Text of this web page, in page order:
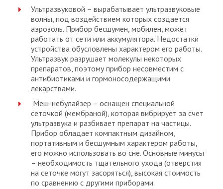
Ультразвуковой – вырабатывает ультразвуковые
волны, под воздействием которых создается
аэрозоль. Прибор бесшумен, мобилен, может
работать от сети или аккумулятора. Недостатки
устройства обусловлены характером его работы.
Ультразвук разрушает молекулы некоторых
препаратов, поэтому прибор несовместим с
антибиотиками и гормоносодержащими
лекарствами.
Меш-небулайзер – оснащен специальной
сеточкой (мембраной), которая вибрирует за счет
ультразвука и разбивает препарат на частицы.
Прибор обладает компактным дизайном,
портативным и бесшумным характером работы,
его можно использовать во сне. Основные минусы
– необходимость тщательного ухода (отверстия
на сеточке могут засоряться), высокая стоимость
по сравнению с другими приборами.